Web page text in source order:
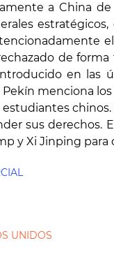
a China
de
en las
menciona
sus derechos.
y Xi Jinping para
UNIDOS